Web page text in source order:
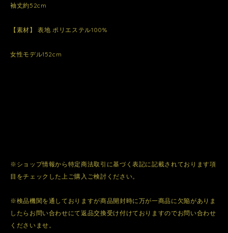
袖丈約52cm
【素材】 表地 ポリエステル100%
女性モデル152cm
※ショップ情報から特定商法取引に基づく表記に記載されております項
目をチェックした上ご購入ご検討ください。
※検品機関を通しておりますが商品開封時に万が一商品に欠陥がありま
したらお問い合わせにて返品交換受け付けておりますのでお問い合わせ
くださいませ。